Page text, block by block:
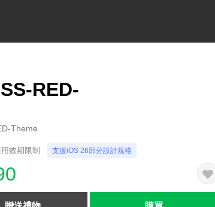
RED-
Theme
效期限制 支援iOS 26部分設計規格